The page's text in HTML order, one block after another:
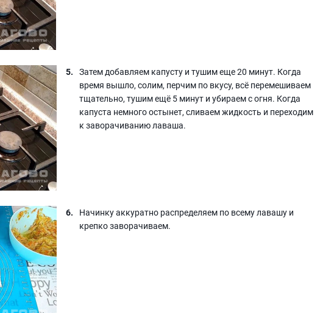
Затем добавляем капусту и тушим еще 20 минут. Когда
время вышло, солим, перчим по вкусу, всё перемешиваем
тщательно, тушим ещё 5 минут и убираем с огня. Когда
капуста немного остынет, сливаем жидкость и переходим
к заворачиванию лаваша.
Начинку аккуратно распределяем по всему лавашу и
крепко заворачиваем.